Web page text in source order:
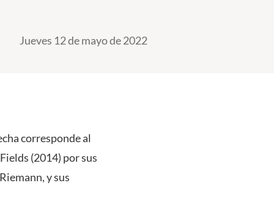
Jueves 12 de mayo de 2022
corresponde al
(2014) por sus
y sus